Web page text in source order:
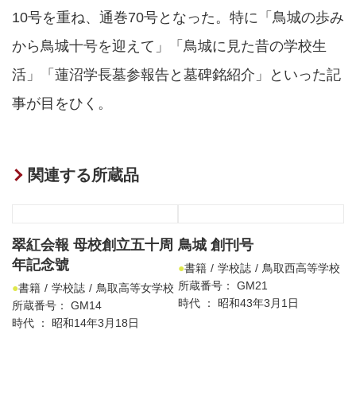
10号を重ね、通巻70号となった。特に「鳥城の歩み
から鳥城十号を迎えて」「鳥城に見た昔の学校生
活」「蓮沼学長墓参報告と墓碑銘紹介」といった記
事が目をひく。
関連する所蔵品
翠紅会報 母校創立五十周
年記念號
書籍 学校誌
鳥取高等女学校
所蔵番号： GM14
時代 ： 昭和14年3月18日
鳥城 創刊号
書籍 学校誌
鳥取西高等学校
所蔵番号： GM21
時代 ： 昭和43年3月1日